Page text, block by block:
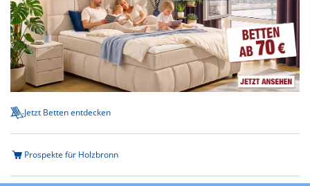
Jetzt Betten entdecken
Prospekte für Holzbronn